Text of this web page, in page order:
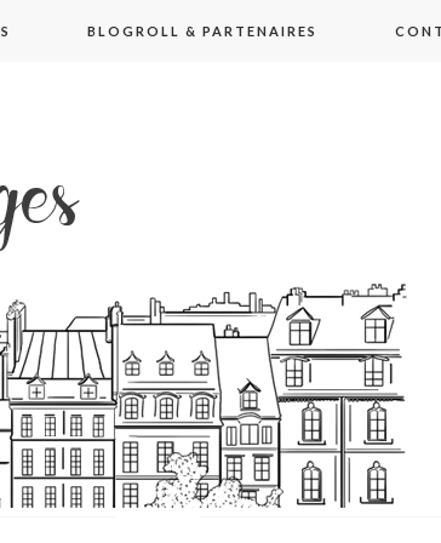
BLOGROLL & PARTENAIRES